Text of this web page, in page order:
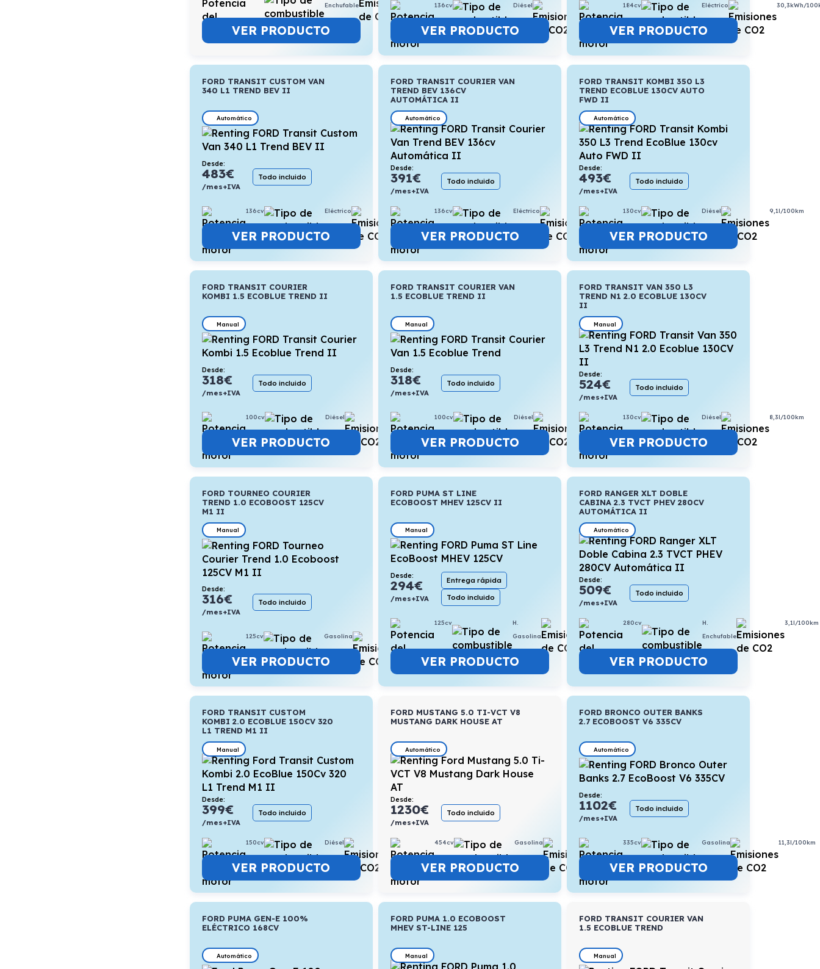
Enchufable
VER PRODUCTO
136cv Diésel 7,4l/100km
VER PRODUCTO
184cv Eléctrico 30,3kWh/
VER PRODUCTO
FORD TRANSIT CUSTOM VAN
340 L1 TREND BEV II
Automático
Desde:
483€
/mes+IVA
Todo incluido
136cv Eléctrico 22,6kWh/100km
VER PRODUCTO
FORD TRANSIT COURIER VAN
TREND BEV 136CV
AUTOMÁTICA II
Automático
Desde:
391€
/mes+IVA
Todo incluido
136cv Eléctrico 17,1kWh/100km
VER PRODUCTO
FORD TRANSIT KOMBI 350 L3
TREND ECOBLUE 130CV AUTO
FWD II
Automático
Desde:
493€
/mes+IVA
Todo incluido
130cv Diésel 9,1l/100km
VER PRODUCTO
FORD TRANSIT COURIER
KOMBI 1.5 ECOBLUE TREND II
Manual
Desde:
318€
/mes+IVA
Todo incluido
100cv Diésel 5,2l/100km
VER PRODUCTO
FORD TRANSIT COURIER VAN
1.5 ECOBLUE TREND II
Manual
Desde:
318€
/mes+IVA
Todo incluido
100cv Diésel 5,2l/100km
VER PRODUCTO
FORD TRANSIT VAN 350 L3
TREND N1 2.0 ECOBLUE 130CV
II
Manual
Desde:
524€
/mes+IVA
Todo incluido
130cv Diésel 8,3l/100km
VER PRODUCTO
FORD TOURNEO COURIER
TREND 1.0 ECOBOOST 125CV
M1 II
Manual
Desde:
316€
/mes+IVA
Todo incluido
125cv Gasolina 6,7l/100km
VER PRODUCTO
FORD PUMA ST LINE
ECOBOOST MHEV 125CV II
Manual
Desde:
294€
/mes+IVA
Entrega rápida
Todo incluido
125cv
H.
Gasolina
5,5l/100km
VER PRODUCTO
FORD RANGER XLT DOBLE
CABINA 2.3 TVCT PHEV 280CV
AUTOMÁTICA II
Automático
Desde:
509€
/mes+IVA
Todo incluido
280cv
H.
Enchufable
3,1l/100km
VER PRODUCTO
FORD TRANSIT CUSTOM
KOMBI 2.0 ECOBLUE 150CV 320
L1 TREND M1 II
Manual
Desde:
399€
/mes+IVA
Todo incluido
150cv Diésel 7,4l/100km
VER PRODUCTO
FORD MUSTANG 5.0 TI-VCT V8
MUSTANG DARK HOUSE AT
Automático
Desde:
1230€
/mes+IVA
Todo incluido
454cv Gasolina 12,2l/100km
VER PRODUCTO
FORD BRONCO OUTER BANKS
2.7 ECOBOOST V6 335CV
Automático
Desde:
1102€
/mes+IVA
Todo incluido
335cv Gasolina 11,3l/100km
VER PRODUCTO
FORD PUMA GEN-E 100%
ELÉCTRICO 168CV
Automático
FORD PUMA 1.0 ECOBOOST
MHEV ST-LINE 125
Manual
FORD TRANSIT COURIER VAN
1.5 ECOBLUE TREND
Manual